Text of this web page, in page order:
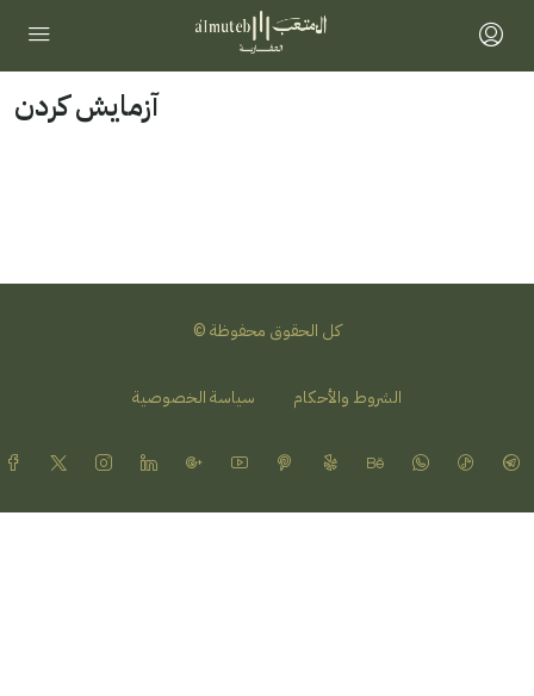
آزمایش کردن
© كل الحقوق محفوظة
سياسة الخصوصية الشروط والأحكام